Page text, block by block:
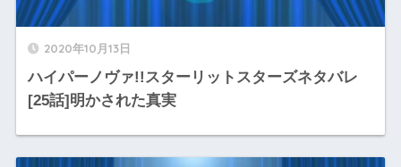
2020年10月13日
ハイパーノヴァ!!スターリットスターズネタバレ
[25話]明かされた真実